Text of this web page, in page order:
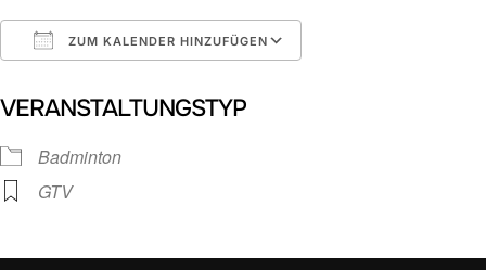
ZUM KALENDER HINZUFÜGEN
VERANSTALTUNGSTYP
Badminton
GTV